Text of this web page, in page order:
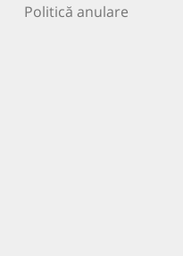
Politică anulare